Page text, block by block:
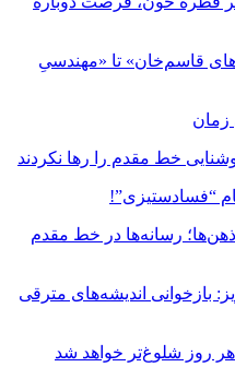
قاسم‌خان» تا «مهندسیِ
زمان
“فسادستیزی”!
رسانه‌ها در خط مقدم
بازخوانی اندیشه‌های مترقی
روز شلوغ‌تر خواهد شد